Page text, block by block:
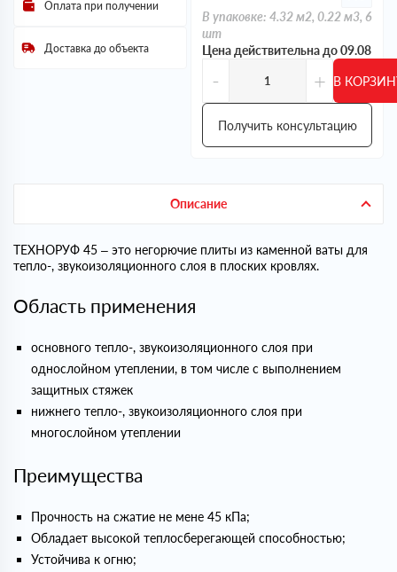
В упаковке: 4.32 м2, 0.22 м3, 6
шт
Цена действительна до 09.08
- + В
Получить консультацию
Оплата при получении
Доставка до объекта
Описание
ТЕХНОРУФ 45 – это негорючие плиты из каменной ваты для
тепло-, звукоизоляционного слоя в плоских кровлях.
Область применения
основного тепло-, звукоизоляционного слоя при
однослойном утеплении, в том числе с выполнением
защитных стяжек
нижнего тепло-, звукоизоляционного слоя при
многослойном утеплении
Преимущества
Прочность на сжатие не мене 45 кПа;
Обладает высокой теплосберегающей способностью;
Устойчива к огню;